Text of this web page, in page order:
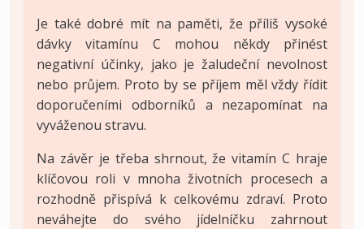
Je také dobré mít na paměti, že příliš vysoké
dávky vitamínu C mohou někdy přinést
negativní účinky, jako je žaludeční nevolnost
nebo průjem. Proto by se příjem měl vždy řídit
doporučeními odborníků a nezapomínat na
vyváženou stravu.
Na závěr je třeba shrnout, že vitamín C hraje
klíčovou roli v mnoha životních procesech a
rozhodně přispívá k celkovému zdraví. Proto
neváhejte do svého jídelníčku zahrnout